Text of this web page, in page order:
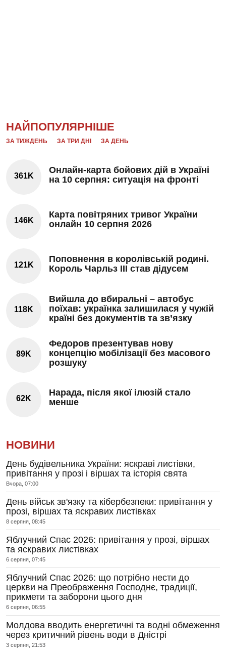
НАЙПОПУЛЯРНІШЕ
ЗА ТИЖДЕНЬ ЗА ТРИ ДНІ ЗА ДЕНЬ
361K
Онлайн-карта бойових дій в Україні
на 10 серпня: ситуація на фронті
146K
Карта повітряних тривог України
онлайн 10 серпня 2026
121K
Поповнення в королівській родині.
Король Чарльз III став дідусем
118K
Вийшла до вбиральні – автобус
поїхав: українка залишилася у чужій
країні без документів та зв’язку
89K
Федоров презентував нову
концепцію мобілізації без масового
розшуку
62K
Нарада, після якої ілюзій стало
менше
НОВИНИ
День будівельника України: яскраві листівки,
привітання у прозі і віршах та історія свята
Вчора, 07:00
День військ зв'язку та кібербезпеки: привітання у
прозі, віршах та яскравих листівках
8 серпня, 08:45
Яблучний Спас 2026: привітання у прозі, віршах
та яскравих листівках
6 серпня, 07:45
Яблучний Спас 2026: що потрібно нести до
церкви на Преображення Господнє, традиції,
прикмети та заборони цього дня
6 серпня, 06:55
Молдова вводить енергетичні та водні обмеження
через критичний рівень води в Дністрі
3 серпня, 21:53